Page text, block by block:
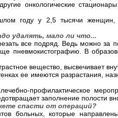
онкологические
году у 2,5 тысячи женщин,
удалять, мало ли что...
все подряд. Ведь можно за
пневмокистографию. В
вещество, высвечивает
ее имеются разрастания,
профилактическое
заполнение полости
спасти от операций?
больных, которые